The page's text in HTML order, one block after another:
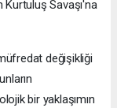
Kurtuluş Savaşı'na
değişikliği
bir yaklaşımın